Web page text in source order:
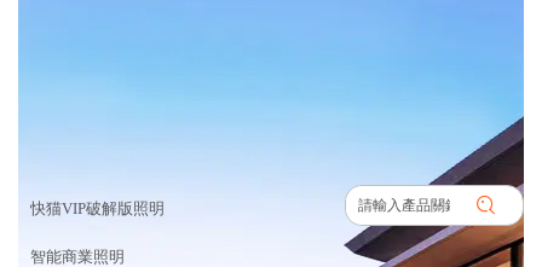
快猫VIP破解版照明
智能商業照明